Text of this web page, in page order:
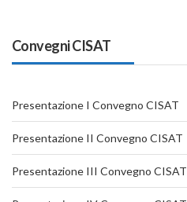
Convegni CISAT
Presentazione I Convegno CISAT
Presentazione II Convegno CISAT
Presentazione III Convegno CISAT